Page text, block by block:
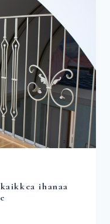
ihanaa